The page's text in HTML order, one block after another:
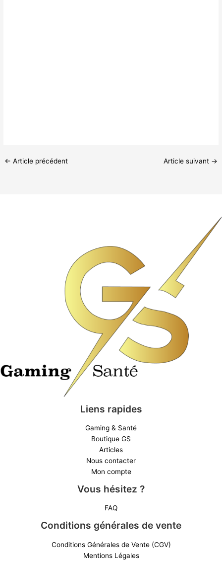
← Article précédent Article suivant →
Liens rapides
Gaming & Santé
Boutique GS
Articles
Nous contacter
Mon compte
Vous hésitez ?
FAQ
Conditions générales de vente
Conditions Générales de Vente (CGV)
Mentions Légales